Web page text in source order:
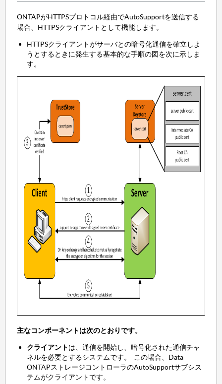
ONTAPがHTTPSプロトコル経由でAutoSupportを送信する
場合、HTTPSクライアントとして機能します。
HTTPSクライアントがサーバとの暗号化通信を確立しよ
うとするときに発生する基本的な手順の図を次に示しま
す。
主なコンポーネントは次のとおりです。
クライアントは、通信を開始し、暗号化された通信チャ
ネルを必要とするシステムです。 この場合、Data
ONTAPストレージコントローラのAutoSupportサブシス
テムがクライアントです。